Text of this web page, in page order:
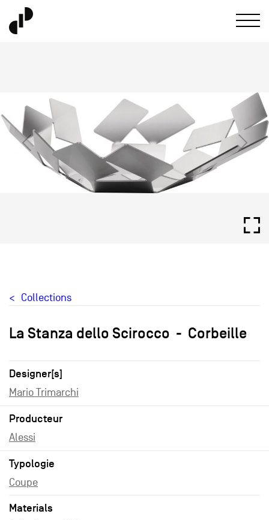
Collections
La Stanza dello Scirocco Corbeille
Designer[s]
Mario Trimarchi
Producteur
Alessi
Typologie
Coupe
Materials